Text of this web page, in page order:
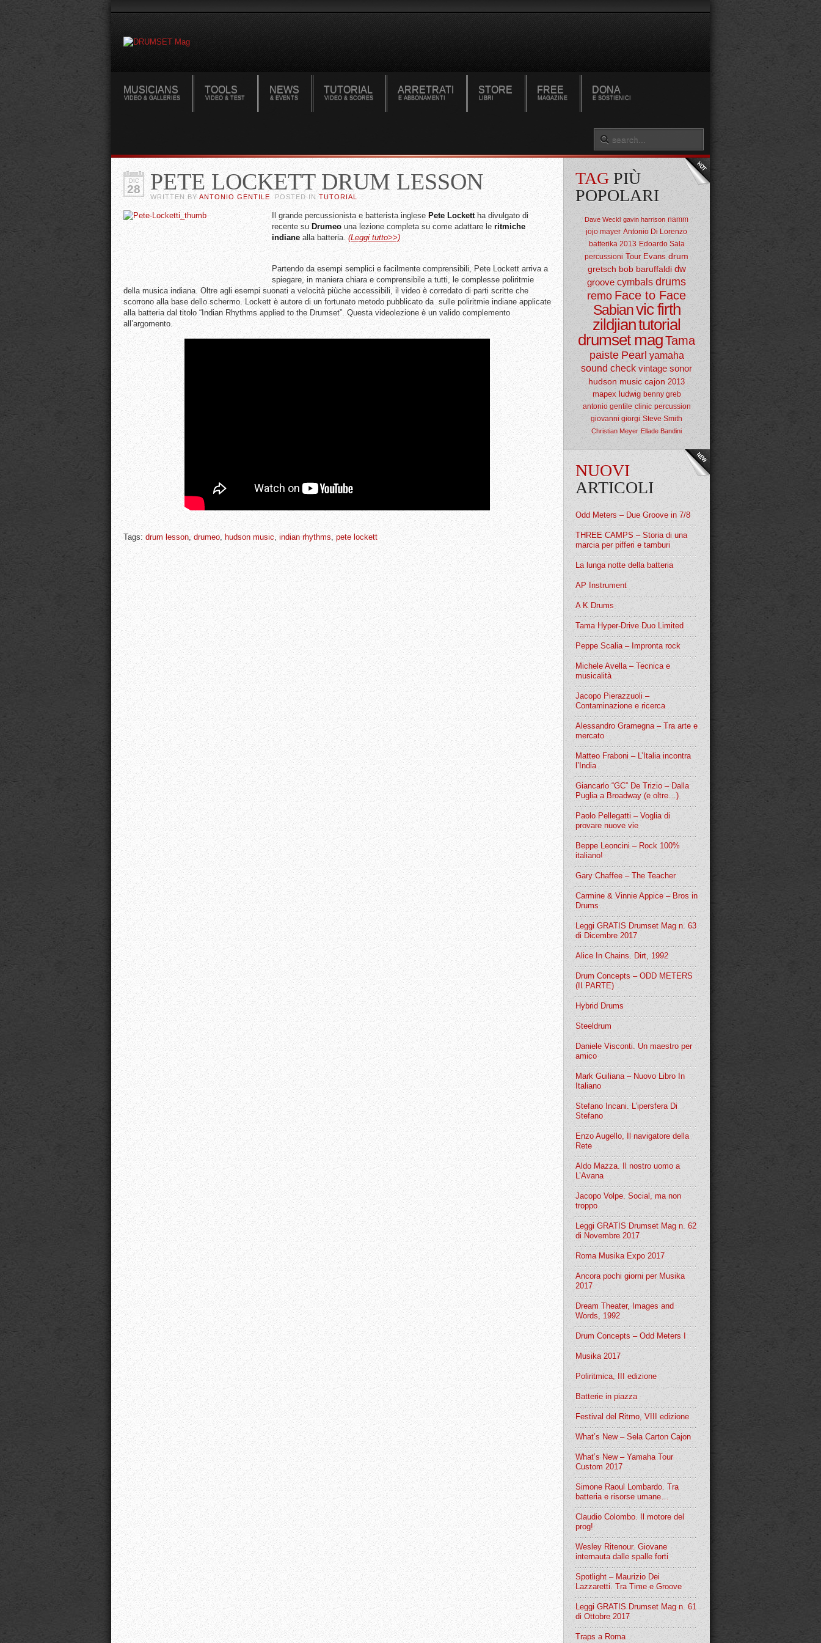
MUSICIANS
VIDEO & GALLERIES
TOOLS
VIDEO & TEST
NEWS
& EVENTS
TUTORIAL
VIDEO & SCORES
ARRETRATI
E ABBONAMENTI
STORE
LIBRI
FREE
MAGAZINE
DONA
E SOSTIENICI
DIC
28 PETE LOCKETT DRUM LESSON
WRITTEN BY ANTONIO GENTILE . POSTED INTUTORIAL
Il grande percussionista e batterista inglese Pete Lockettha divulgato di
recente su Drumeouna lezione completa su come adattare leritmiche
indiane alla batteria.(Leggi tutto>>)
Partendo da esempi semplici e facilmente comprensibili, Pete Lockett arriva a
spiegare, in maniera chiara e comprensibile a tutti, le complesse poliritmie
della musica indiana. Oltre agli esempi suonati a velocità piùche accessibili, il video è corredato di parti scritte che
scorrono alla base dello schermo. Lockett è autore di un fortunato metodo pubblicato da sulle poliritmie indiane applicate
alla batteria dal titolo “Indian Rhythms applied to the Drumset”. Questa videolezione è un valido complemento
all’argomento.
Tags: drum lesson,drumeo, hudson music, indian rhythms,pete lockett
TAG PIÙ
POPOLARI
Dave Weckl gavin harrison namm
jojo mayer Antonio Di Lorenzo
batterika 2013 Edoardo Sala
percussioni Tour Evans drum
gretsch bob baruffaldi dw
groove cymbals drums
remo Face to Face
Sabianvic firth
zildjiantutorial
drumset magTama
paiste Pearl yamaha
sound check vintage sonor
hudson music cajon 2013
mapex ludwig benny greb
antonio gentile clinic percussion
giovanni giorgi Steve Smith
Christian Meyer Ellade Bandini
NUOVI
ARTICOLI
Odd Meters – Due Groove in 7/8
THREE CAMPS – Storia di una
marcia per pifferi e tamburi
La lunga notte della batteria
AP Instrument
A K Drums
Tama Hyper-Drive Duo Limited
Peppe Scalia – Impronta rock
Michele Avella – Tecnica e
musicalità
Jacopo Pierazzuoli –
Contaminazione e ricerca
Alessandro Gramegna – Tra arte e
mercato
Matteo Fraboni – L’Italia incontra
l’India
Giancarlo “GC” De Trizio – Dalla
Puglia a Broadway (e oltre…)
Paolo Pellegatti – Voglia di
provare nuove vie
Beppe Leoncini – Rock 100%
italiano!
Gary Chaffee – The Teacher
Carmine & Vinnie Appice – Bros in
Drums
Leggi GRATIS Drumset Mag n. 63
di Dicembre 2017
Alice In Chains. Dirt, 1992
Drum Concepts – ODD METERS
(II PARTE)
Hybrid Drums
Steeldrum
Daniele Visconti. Un maestro per
amico
Mark Guiliana – Nuovo Libro In
Italiano
Stefano Incani. L’ipersfera Di
Stefano
Enzo Augello, Il navigatore della
Rete
Aldo Mazza. Il nostro uomo a
L’Avana
Jacopo Volpe. Social, ma non
troppo
Leggi GRATIS Drumset Mag n. 62
di Novembre 2017
Roma Musika Expo 2017
Ancora pochi giorni per Musika
2017
Dream Theater, Images and
Words, 1992
Drum Concepts – Odd Meters I
Musika 2017
Poliritmica, III edizione
Batterie in piazza
Festival del Ritmo, VIII edizione
What’s New – Sela Carton Cajon
What’s New – Yamaha Tour
Custom 2017
Simone Raoul Lombardo. Tra
batteria e risorse umane…
Claudio Colombo. Il motore del
prog!
Wesley Ritenour. Giovane
internauta dalle spalle forti
Spotlight – Maurizio Dei
Lazzaretti. Tra Time e Groove
Leggi GRATIS Drumset Mag n. 61
di Ottobre 2017
Traps a Roma